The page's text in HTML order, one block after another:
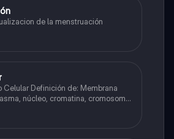
de la menstruación
de: Membrana
núcleo, cromatina, cromosoma
la interfase